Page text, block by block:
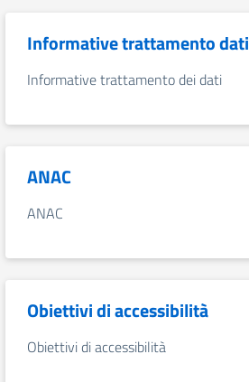
Informative trattamento dati
Informative trattamento dei dati
ANAC
ANAC
Obiettivi di accessibilità
Obiettivi di accessibilità